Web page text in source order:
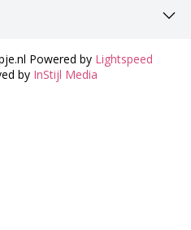
Powered by Lightspeed
by InStijl Media